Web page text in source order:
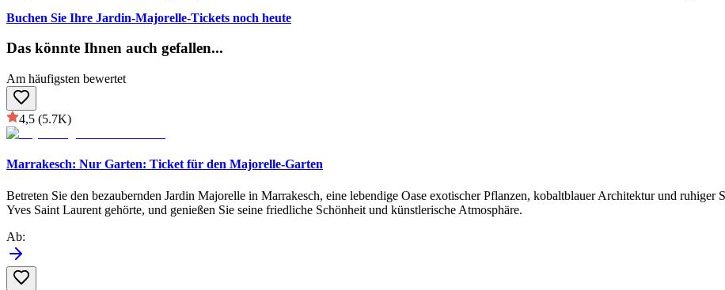
Buchen Sie Ihre Jardin-Majorelle-Tickets noch heute
Das könnte Ihnen auch gefallen...
Am häufigsten bewertet
4,5 (5.7K)
Marrakesch: Nur Garten: Ticket für den Majorelle-Garten
Betreten Sie den bezaubernden Jardin Majorelle in Marrakesch, eine lebendige Oase exotischer Pflanzen, kobaltblauer Architektur und
Yves Saint Laurent gehörte, und genießen Sie seine friedliche Schönheit und künstlerische Atmosphäre.
Ab: